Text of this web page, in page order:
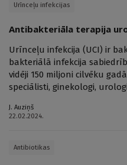
Urīnceļu infekcijas
Antibakteriāla terapija
Urīnceļu infekcija (UCI) ir
bakteriālā infekcija
vidēji 150 miljoni cilvēku
speciālisti, ginekologi,
J. Auziņš
22.02.2024.
Antibiotikas